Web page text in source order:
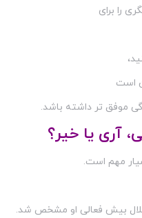
را برای
است
موفق تر داشته باشد.
آری یا خیر؟
مهم است.